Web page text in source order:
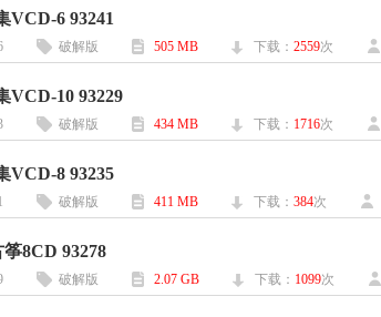
VCD-6 93241
破解版 505 MB 下载： 2559次
VCD-10 93229
破解版 434 MB 下载： 1716次
VCD-8 93235
破解版 411 MB 下载： 384次
8CD 93278
破解版 2.07 GB 下载： 1099次